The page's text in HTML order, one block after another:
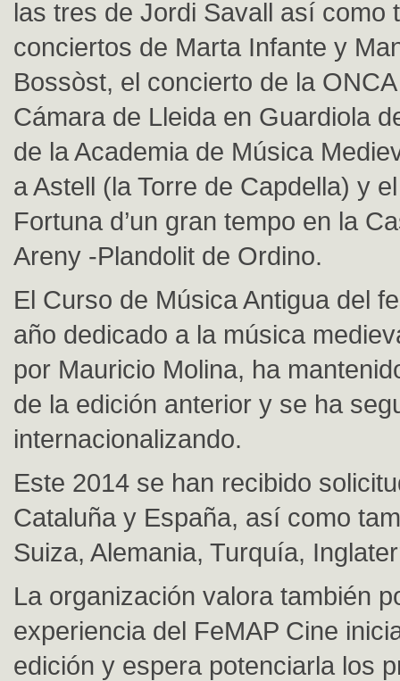
las tres de Jordi Savall así como
conciertos de Marta Infante y
Bossòst, el concierto de la
Cámara de Lleida en Guardiola
de la Academia de Música
a Astell (la Torre de Capdella) y
Fortuna d’un gran tempo en la
Areny -Plandolit de Ordino.
El Curso de Música Antigua del
año dedicado a la música
por Mauricio Molina, ha
de la edición anterior y se ha
internacionalizando.
Este 2014 se han recibido
Cataluña y España, así como
Suiza, Alemania, Turquía,
La organización valora también
experiencia del FeMAP Cine
edición y espera potenciarla los